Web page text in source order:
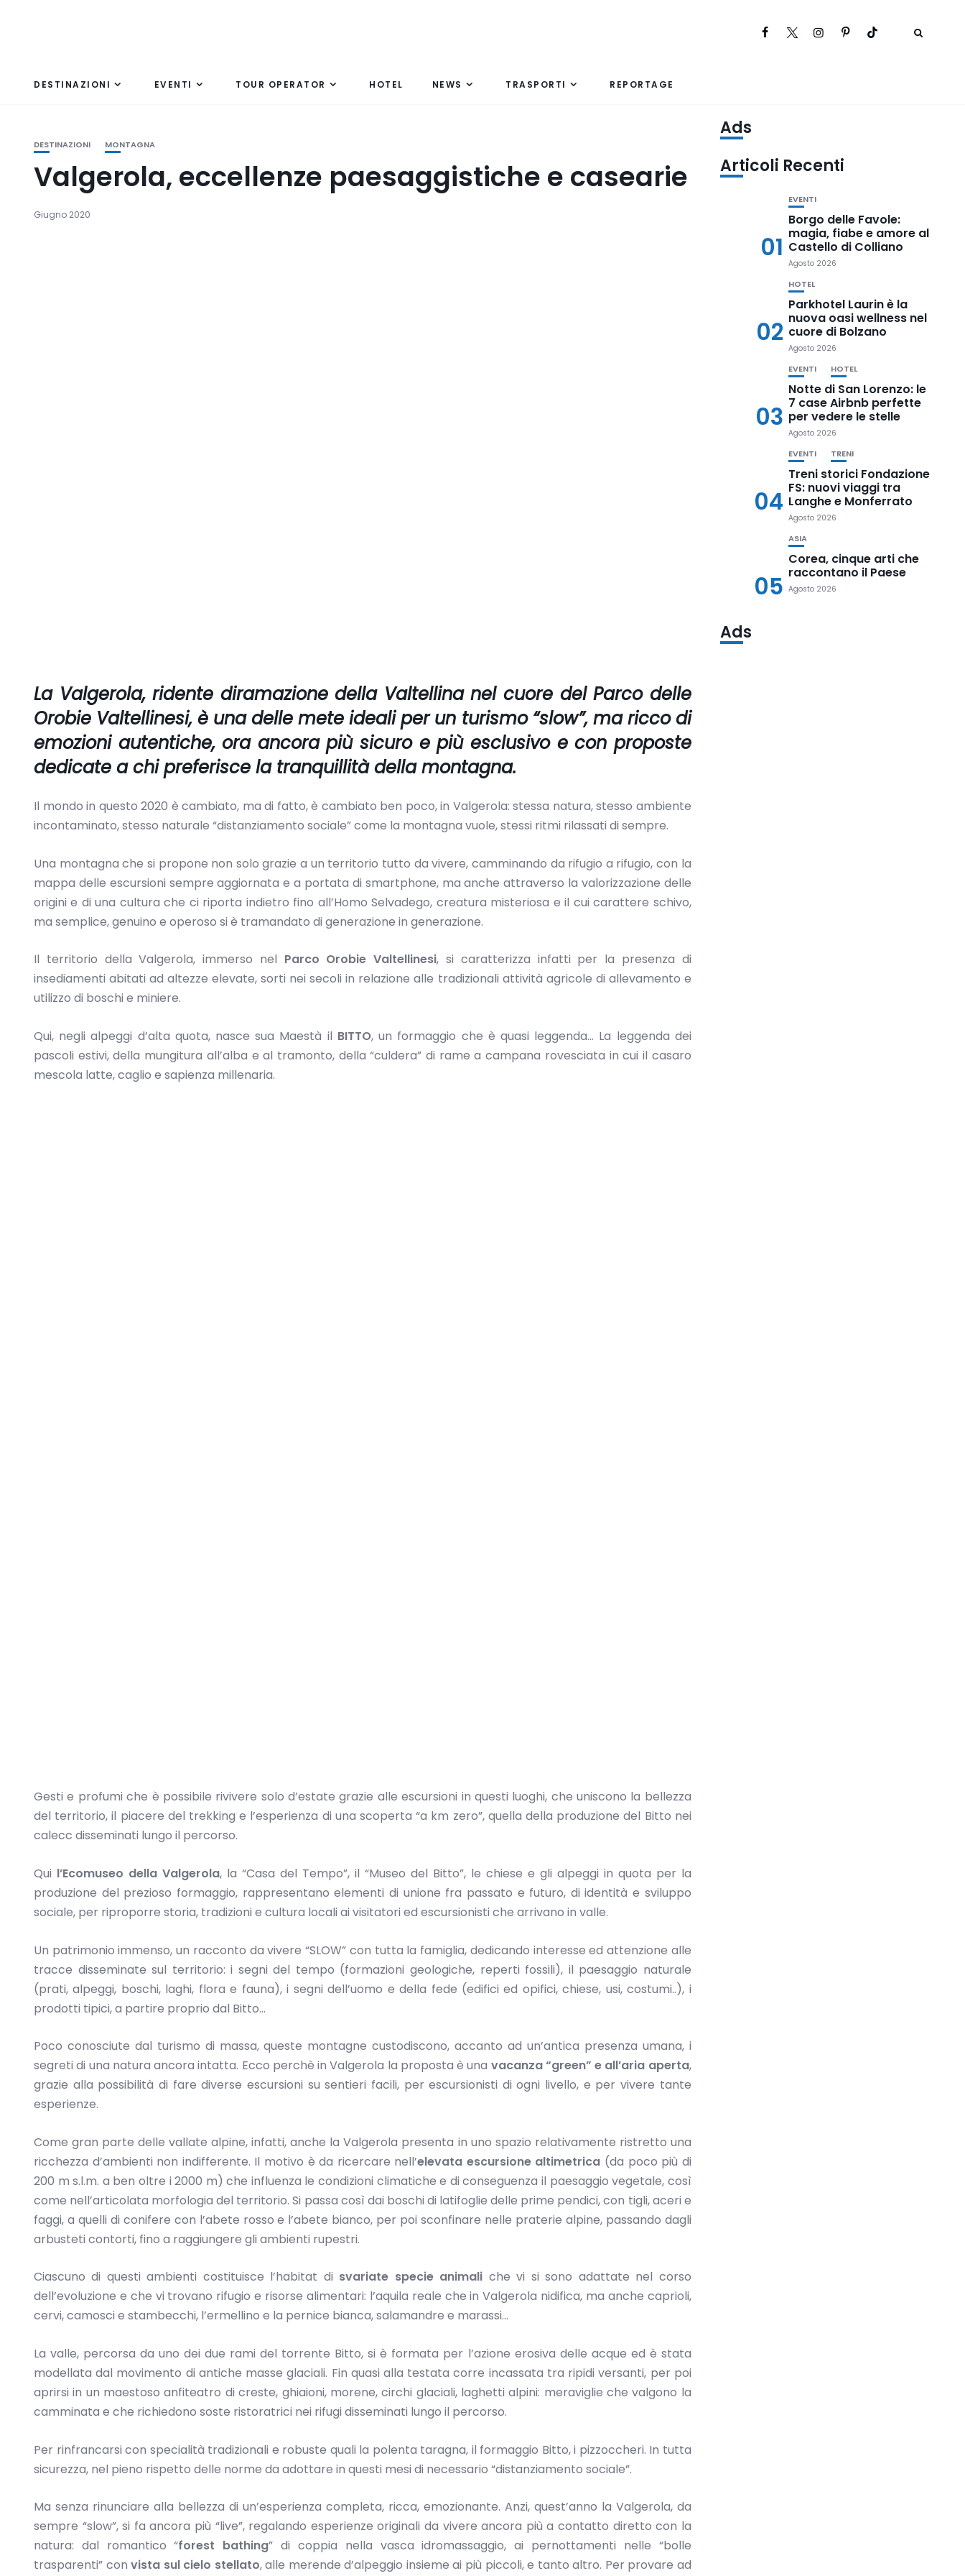
DESTINAZIONI EVENTI TOUR OPERATOR HOTEL NEWS TRASPORTI REPORTAGE
DESTINAZIONI MONTAGNA
Valgerola, eccellenze paesaggistiche e casearie
Giugno 2020
La Valgerola, ridente diramazione della Valtellina nel cuore del Parco delle
Orobie Valtellinesi, è una delle mete ideali per un turismo “slow”, ma ricco di
emozioni autentiche, ora ancora più sicuro e più esclusivo e con proposte
dedicate a chi preferisce la tranquillità della montagna.
Il mondo in questo 2020 è cambiato, ma di fatto, è cambiato ben poco, in Valgerola: stessa natura, stesso ambiente
incontaminato, stesso naturale “distanziamento sociale” come la montagna vuole, stessi ritmi rilassati di sempre.
Una montagna che si propone non solo grazie a un territorio tutto da vivere, camminando da rifugio a rifugio, con la
mappa delle escursioni sempre aggiornata e a portata di smartphone, ma anche attraverso la valorizzazione delle
origini e di una cultura che ci riporta indietro fino all’Homo Selvadego, creatura misteriosa e il cui carattere schivo,
ma semplice, genuino e operoso si è tramandato di generazione in generazione.
Il territorio della Valgerola, immerso nel Parco Orobie Valtellinesi, si caratterizza infatti per la presenza di
insediamenti abitati ad altezze elevate, sorti nei secoli in relazione alle tradizionali attività agricole di allevamento e
utilizzo di boschi e miniere.
Qui, negli alpeggi d’alta quota, nasce sua Maestà il BITTO, un formaggio che è quasi leggenda… La leggenda dei
pascoli estivi, della mungitura all’alba e al tramonto, della “culdera” di rame a campana rovesciata in cui il casaro
mescola latte, caglio e sapienza millenaria.
Gesti e profumi che è possibile rivivere solo d’estate grazie alle escursioni in questi luoghi, che uniscono la bellezza
del territorio, il piacere del trekking e l’esperienza di una scoperta “a km zero”, quella della produzione del Bitto nei
calecc disseminati lungo il percorso.
Qui l’Ecomuseo della Valgerola, la “Casa del Tempo”, il “Museo del Bitto”, le chiese e gli alpeggi in quota per la
produzione del prezioso formaggio, rappresentano elementi di unione fra passato e futuro, di identità e sviluppo
sociale, per riproporre storia, tradizioni e cultura locali ai visitatori ed escursionisti che arrivano in valle.
Un patrimonio immenso, un racconto da vivere “SLOW” con tutta la famiglia, dedicando interesse ed attenzione alle
tracce disseminate sul territorio: i segni del tempo (formazioni geologiche, reperti fossili), il paesaggio naturale
(prati, alpeggi, boschi, laghi, flora e fauna), i segni dell’uomo e della fede (edifici ed opifici, chiese, usi, costumi..), i
prodotti tipici, a partire proprio dal Bitto…
Poco conosciute dal turismo di massa, queste montagne custodiscono, accanto ad un’antica presenza umana, i
segreti di una natura ancora intatta. Ecco perchè in Valgerola la proposta è una vacanza “green” e all’aria aperta,
grazie alla possibilità di fare diverse escursioni su sentieri facili, per escursionisti di ogni livello, e per vivere tante
esperienze.
Come gran parte delle vallate alpine, infatti, anche la Valgerola presenta in uno spazio relativamente ristretto una
ricchezza d’ambienti non indifferente. Il motivo è da ricercare nell’elevata escursione altimetrica (da poco più di
200 m s.l.m. a ben oltre i 2000 m) che influenza le condizioni climatiche e di conseguenza il paesaggio vegetale, così
come nell’articolata morfologia del territorio. Si passa così dai boschi di latifoglie delle prime pendici, con tigli, aceri e
faggi, a quelli di conifere con l’abete rosso e l’abete bianco, per poi sconfinare nelle praterie alpine, passando dagli
arbusteti contorti, fino a raggiungere gli ambienti rupestri.
Ciascuno di questi ambienti costituisce l’habitat di svariate specie animali che vi si sono adattate nel corso
dell’evoluzione e che vi trovano rifugio e risorse alimentari: l’aquila reale che in Valgerola nidifica, ma anche caprioli,
cervi, camosci e stambecchi, l’ermellino e la pernice bianca, salamandre e marassi…
La valle, percorsa da uno dei due rami del torrente Bitto, si è formata per l’azione erosiva delle acque ed è stata
modellata dal movimento di antiche masse glaciali. Fin quasi alla testata corre incassata tra ripidi versanti, per poi
aprirsi in un maestoso anfiteatro di creste, ghiaioni, morene, circhi glaciali, laghetti alpini: meraviglie che valgono la
camminata e che richiedono soste ristoratrici nei rifugi disseminati lungo il percorso.
Per rinfrancarsi con specialità tradizionali e robuste quali la polenta taragna, il formaggio Bitto, i pizzoccheri. In tutta
sicurezza, nel pieno rispetto delle norme da adottare in questi mesi di necessario “distanziamento sociale”.
Ma senza rinunciare alla bellezza di un’esperienza completa, ricca, emozionante. Anzi, quest’anno la Valgerola, da
sempre “slow”, si fa ancora più “live”, regalando esperienze originali da vivere ancora più a contatto diretto con la
natura: dal romantico “forest bathing” di coppia nella vasca idromassaggio, ai pernottamenti nelle “bolle
trasparenti” convista sul cielo stellato, alle merende d’alpeggio insieme ai più piccoli, e tanto altro. Per provare ad
Ads
Articoli Recenti
01
EVENTI
Borgo delle Favole:
magia, fiabe e amore al
Castello di Colliano
Agosto 2026
02
HOTEL
Parkhotel Laurin è la
nuova oasi wellness nel
cuore di Bolzano
Agosto 2026
03
EVENTI HOTEL
Notte di San Lorenzo: le
7 case Airbnb perfette
per vedere le stelle
Agosto 2026
04
EVENTI TRENI
Treni storici Fondazione
FS: nuovi viaggi tra
Langhe e Monferrato
Agosto 2026
05
ASIA
Corea, cinque arti che
raccontano il Paese
Agosto 2026
Ads